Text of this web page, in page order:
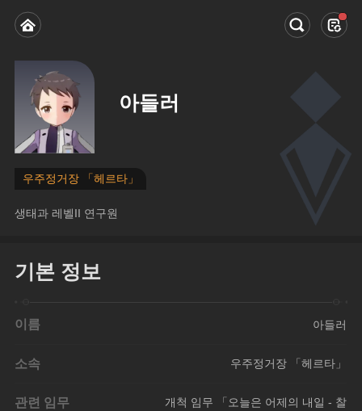
아들러
우주정거장 「헤르타」
생태과 레벨II 연구원
기본 정보
이름 아들러
소속 우주정거장 「헤르타」
관련 임무
개척 임무 「오늘은 어제의 내일 - 찰